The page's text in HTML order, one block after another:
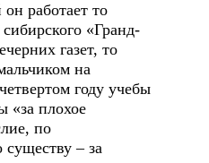
работает то
«Гранд-
газет, то
на
году учебы
«за плохое
по
существу – за